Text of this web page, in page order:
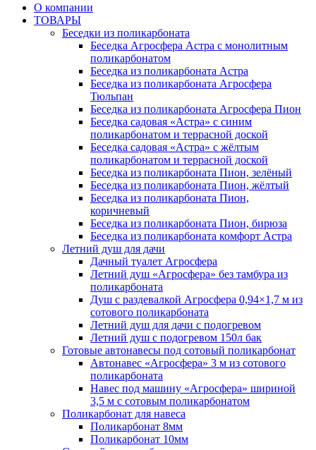
О компании
ТОВАРЫ
Беседки из поликарбоната
Беседка Агросфера Астра с монолитным
поликарбонатом
Беседка из поликарбоната Астра
Беседка из поликарбоната Агросфера
Тюльпан
Беседка из поликарбоната Агросфера Пион
Беседка садовая «Астра» с синим
поликарбонатом и террасной доской
Беседка садовая «Астра» с жёлтым
поликарбонатом и террасной доской
Беседка из поликарбоната Пион, зелёный
Беседка из поликарбоната Пион, жёлтый
Беседка из поликарбоната Пион,
коричневый
Беседка из поликарбоната Пион, бирюза
Беседка из поликарбоната комфорт Астра
Летний душ для дачи
Дачный туалет Агросфера
Летний душ «Агросфера» без тамбура из
поликарбоната
Душ с раздевалкой Агросфера 0,94×1,7 м из
сотового поликарбоната
Летний душ для дачи с подогревом
Летний душ с подогревом 150л бак
Готовые автонавесы под сотовый поликарбонат
Автонавес «Агросфера» 3 м из сотового
поликарбоната
Навес под машину «Агросфера» шириной
3,5 м с сотовым поликарбонатом
Поликарбонат для навеса
Поликарбонат 8мм
Поликарбонат 10мм